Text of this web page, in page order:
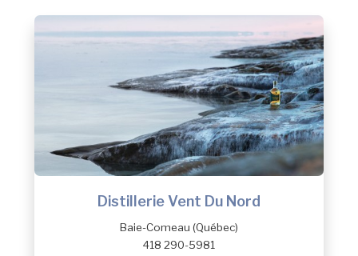
Distillerie Vent Du Nord
Baie-Comeau (Québec)
418 290-5981